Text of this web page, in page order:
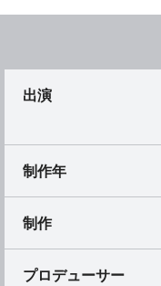
出演
制作年
制作
プロデューサー